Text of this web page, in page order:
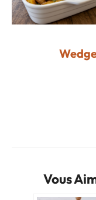
Vous